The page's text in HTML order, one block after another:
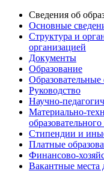
Сведения об
Основные
Структура и
организацией
Документы
Образование
Образовательные
Руководство
Научно-
Материально-
Стипендии и
Платные
Финансово-
Вакантные места